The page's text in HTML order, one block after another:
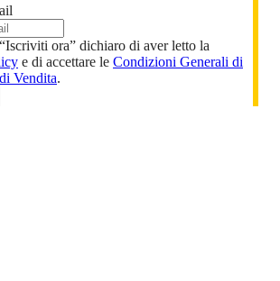
ora” dichiaro di aver letto la
e di accettare le Condizioni Generali di
Vendita.